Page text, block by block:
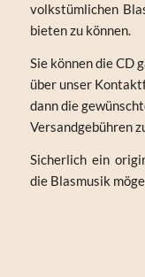
volkstümlichen
bieten zu können.
Sie können die CD
über unser
dann die
Versandgebühren
Sicherlich ein
die Blasmusik